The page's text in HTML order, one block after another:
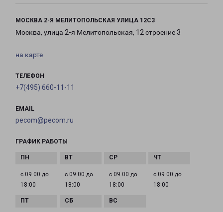
МОСКВА 2-Я МЕЛИТОПОЛЬСКАЯ УЛИЦА 12С3
Москва, улица 2-я Мелитопольская, 12 строение 3
на карте
ТЕЛЕФОН
+7(495) 660-11-11
EMAIL
pecom@pecom.ru
ГРАФИК РАБОТЫ
с 09:00 до
18:00
с 09:00 до
18:00
с 09:00 до
18:00
с 09:00 до
18:00